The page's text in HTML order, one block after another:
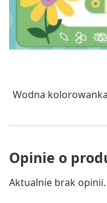
Wodna
Opinie o
Aktualnie brak opinii.